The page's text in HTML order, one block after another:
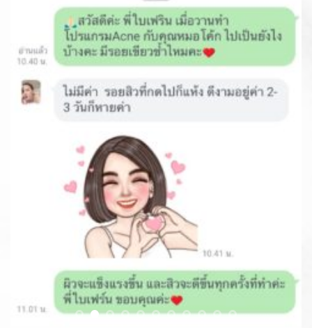
At Lively Clinic
our doctors finish the skin directly. It can take care of all skin
problems. We have experience in designing and adjusting the
face. With specialized training from Korea.
Ensuring the quality of treatment, service and quality of